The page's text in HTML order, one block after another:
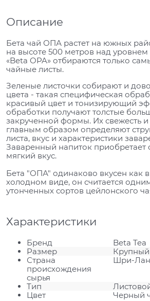
Описание
Бета чай ОПА растет на южных
на высоте 500 метров над
«Beta OPA» отбираются только
чайные листы.
Зеленые листочки собирают и
цвета - такая специфическая
красивый цвет и тонизирующий
обработки получают толстые
закрученной формы. Их свежесть
главным образом определяют
листа, вкус и характеристики
Заваренный напиток приобретает
мягкий вкус.
Бета "ОПА" одинаково вкусен как
холодном виде, он считается
утонченных сортов цейлонского
Характеристики
Бренд
Beta Tea
Размер
Крупный
Страна
происхождения
сырья
Шри-
Тип
Цвет
Черный